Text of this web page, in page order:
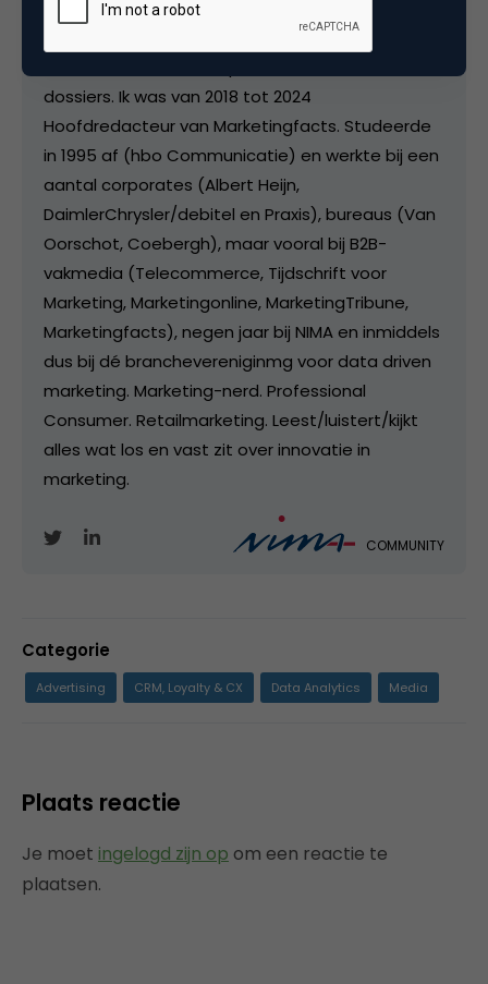
verantwoordelijk voor de positionering van DDMA
- als autoriteit op het gebied van o.a. privacy en
dossiers. Ik was van 2018 tot 2024
Hoofdredacteur van Marketingfacts. Studeerde
in 1995 af (hbo Communicatie) en werkte bij een
aantal corporates (Albert Heijn,
DaimlerChrysler/debitel en Praxis), bureaus (Van
Oorschot, Coebergh), maar vooral bij B2B-
vakmedia (Telecommerce, Tijdschrift voor
Marketing, Marketingonline, MarketingTribune,
Marketingfacts), negen jaar bij NIMA en inmiddels
dus bij dé branchevereniginmg voor data driven
marketing. Marketing-nerd. Professional
Consumer. Retailmarketing. Leest/luistert/kijkt
alles wat los en vast zit over innovatie in
marketing.
COMMUNITY
Categorie
Advertising CRM, Loyalty & CX Data Analytics Media
Plaats reactie
Je moet ingelogd zijn op om een reactie te
plaatsen.